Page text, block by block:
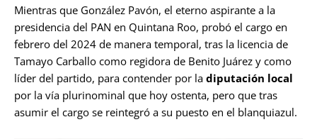
Mientras que González Pavón, el eterno aspirante a la
presidencia del PAN en Quintana Roo, probó el cargo en
febrero del 2024 de manera temporal, tras la licencia de
Tamayo Carballo como regidora de Benito Juárez y como
líder del partido, para contender por la diputación local
por la vía plurinominal que hoy ostenta, pero que tras
asumir el cargo se reintegró a su puesto en el blanquiazul.